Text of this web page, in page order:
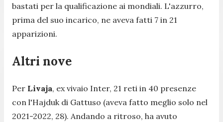
bastati per la qualificazione ai mondiali. L'azzurro,
prima del suo incarico, ne aveva fatti 7 in 21
apparizioni.
Altri nove
Per Livaja, ex vivaio Inter, 21 reti in 40 presenze
con l'Hajduk di Gattuso (aveva fatto meglio solo nel
2021-2022, 28). Andando a ritroso, ha avuto